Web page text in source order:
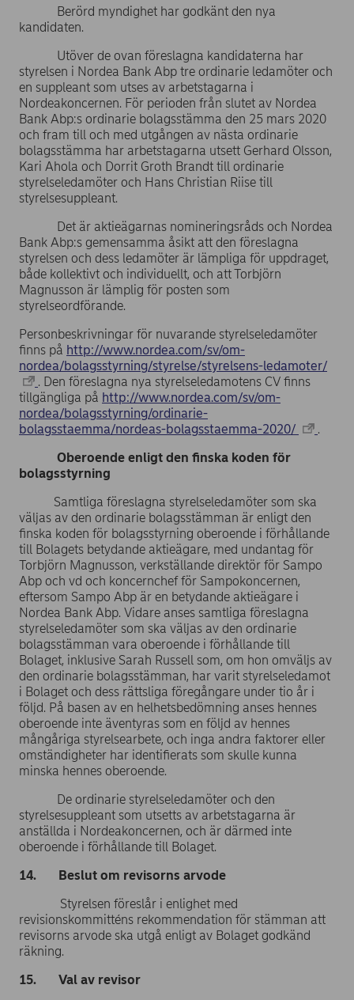
Berörd myndighet har godkänt den nya
kandidaten.
Utöver de ovan föreslagna kandidaterna har
styrelsen i Nordea Bank Abp tre ordinarie ledamöter och
en suppleant som utses av arbetstagarna i
Nordeakoncernen. För perioden från slutet av Nordea
Bank Abp:s ordinarie bolagsstämma den 25 mars 2020
och fram till och med utgången av nästa ordinarie
bolagsstämma har arbetstagarna utsett Gerhard Olsson,
Kari Ahola och Dorrit Groth Brandt till ordinarie
styrelseledamöter och Hans Christian Riise till
styrelsesuppleant.
Det är aktieägarnas nomineringsråds och Nordea
Bank Abp:s gemensamma åsikt att den föreslagna
styrelsen och dess ledamöter är lämpliga för uppdraget,
både kollektivt och individuellt, och att Torbjörn
Magnusson är lämplig för posten som
styrelseordförande.
Personbeskrivningar för nuvarande styrelseledamöter
finns på http://www.nordea.com/sv/om-
nordea/bolagsstyrning/styrelse/styrelsens-ledamoter/
. Den föreslagna nya styrelseledamotens CV finns
tillgängliga på http://www.nordea.com/sv/om-
nordea/bolagsstyrning/ordinarie-
bolagsstaemma/nordeas-bolagsstaemma-2020/
.
Oberoende enligt den finska koden för
bolagsstyrning
Samtliga föreslagna styrelseledamöter som ska
väljas av den ordinarie bolagsstämman är enligt den
finska koden för bolagsstyrning oberoende i förhållande
till Bolagets betydande aktieägare, med undantag för
Torbjörn Magnusson, verkställande direktör för Sampo
Abp och vd och koncernchef för Sampokoncernen,
eftersom Sampo Abp är en betydande aktieägare i
Nordea Bank Abp. Vidare anses samtliga föreslagna
styrelseledamöter som ska väljas av den ordinarie
bolagsstämman vara oberoende i förhållande till
Bolaget, inklusive Sarah Russell som, om hon omväljs av
den ordinarie bolagsstämman, har varit styrelseledamot
i Bolaget och dess rättsliga föregångare under tio år i
följd. På basen av en helhetsbedömning anses hennes
oberoende inte äventyras som en följd av hennes
mångåriga styrelsearbete, och inga andra faktorer eller
omständigheter har identifierats som skulle kunna
minska hennes oberoende.
De ordinarie styrelseledamöter och den
styrelsesuppleant som utsetts av arbetstagarna är
anställda i Nordeakoncernen, och är därmed inte
oberoende i förhållande till Bolaget.
14. Beslut om revisorns arvode
Styrelsen föreslår i enlighet med
revisionskommitténs rekommendation för stämman att
revisorns arvode ska utgå enligt av Bolaget godkänd
räkning.
15. Val av revisor